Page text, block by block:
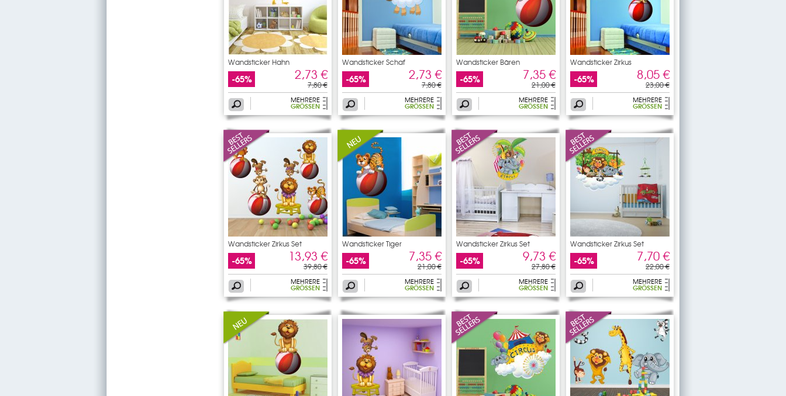
Wandsticker Hahn
-65% 2,73 €
7,80 €
MEHRERE
GRÖSSEN
Wandsticker Schaf
-65% 2,73 €
7,80 €
MEHRERE
GRÖSSEN
Wandsticker Bären
-65% 7,35 €
21,00 €
MEHRERE
GRÖSSEN
Wandsticker Zirkus
-65% 8,05 €
23,00 €
MEHRERE
GRÖSSEN
Wandsticker Zirkus Set
-65% 13,93 €
39,80 €
MEHRERE
GRÖSSEN
Wandsticker Tiger
-65% 7,35 €
21,00 €
MEHRERE
GRÖSSEN
Wandsticker Zirkus Set
-65% 9,73 €
27,80 €
MEHRERE
GRÖSSEN
Wandsticker Zirkus Set
-65% 7,70 €
22,00 €
MEHRERE
GRÖSSEN